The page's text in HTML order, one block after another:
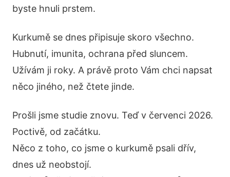
byste hnuli prstem.
Kurkumě se dnes připisuje skoro všechno.
Hubnutí, imunita, ochrana před sluncem.
Užívám ji roky. A právě proto Vám chci napsat
něco jiného, než čtete jinde.
Prošli jsme studie znovu. Teď v červenci 2026.
Poctivě, od začátku.
Něco z toho, co jsme o kurkumě psali dřív,
dnes už neobstojí.